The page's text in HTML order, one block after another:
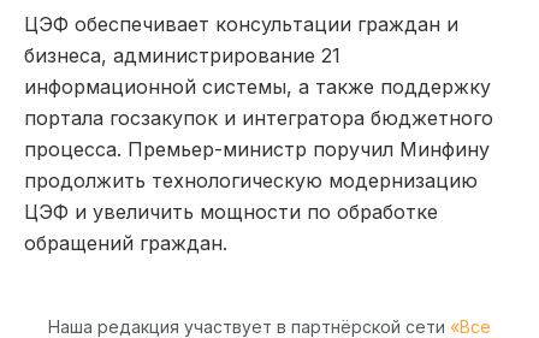
ЦЭФ обеспечивает консультации граждан и
бизнеса, администрирование 21
информационной системы, а также поддержку
портала госзакупок и интегратора бюджетного
процесса. Премьер-министр поручил Минфину
продолжить технологическую модернизацию
ЦЭФ и увеличить мощности по обработке
обращений граждан.
Наша редакция участвует в партнёрской сети «Все